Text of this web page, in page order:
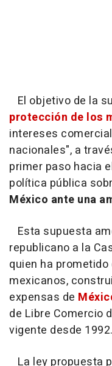
El objetivo de la
protección de los
intereses
nacionales", a
primer paso hacia
política pública
México ante una
Esta supuesta
republicano a la
quien ha
mexicanos,
expensas de
de Libre Comercio
vigente desde 1992.
La ley propuesta